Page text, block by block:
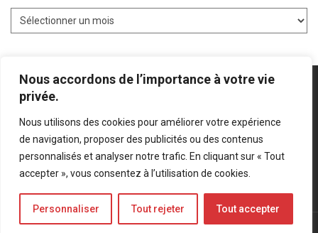
Nous accordons de l’importance à votre vie
privée.
Nous utilisons des cookies pour améliorer votre expérience
de navigation, proposer des publicités ou des contenus
personnalisés et analyser notre trafic. En cliquant sur « Tout
accepter », vous consentez à l’utilisation de cookies.
Personnaliser Tout rejeter Tout accepter
Mentions légales Politique de confidentialité
Bluesky
LinkedIn
Twitter
© Forces Operations Blog - 2022